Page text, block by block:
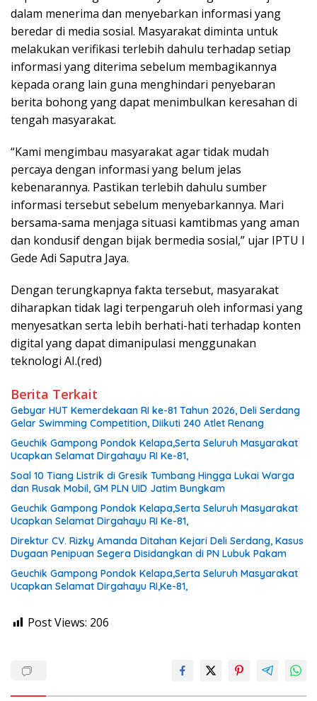
dalam menerima dan menyebarkan informasi yang
beredar di media sosial. Masyarakat diminta untuk
melakukan verifikasi terlebih dahulu terhadap setiap
informasi yang diterima sebelum membagikannya
kepada orang lain guna menghindari penyebaran
berita bohong yang dapat menimbulkan keresahan di
tengah masyarakat.
“Kami mengimbau masyarakat agar tidak mudah
percaya dengan informasi yang belum jelas
kebenarannya. Pastikan terlebih dahulu sumber
informasi tersebut sebelum menyebarkannya. Mari
bersama-sama menjaga situasi kamtibmas yang aman
dan kondusif dengan bijak bermedia sosial,” ujar IPTU I
Gede Adi Saputra Jaya.
Dengan terungkapnya fakta tersebut, masyarakat
diharapkan tidak lagi terpengaruh oleh informasi yang
menyesatkan serta lebih berhati-hati terhadap konten
digital yang dapat dimanipulasi menggunakan
teknologi AI.(red)
Berita Terkait
Gebyar HUT Kemerdekaan RI ke-81 Tahun 2026, Deli Serdang
Gelar Swimming Competition, Diikuti 240 Atlet Renang
Geuchik Gampong Pondok Kelapa,Serta Seluruh Masyarakat
Ucapkan Selamat Dirgahayu RI Ke-81,
Soal 10 Tiang Listrik di Gresik Tumbang Hingga Lukai Warga
dan Rusak Mobil, GM PLN UID Jatim Bungkam
Geuchik Gampong Pondok Kelapa,Serta Seluruh Masyarakat
Ucapkan Selamat Dirgahayu RI Ke-81,
Direktur CV. Rizky Amanda Ditahan Kejari Deli Serdang, Kasus
Dugaan Penipuan Segera Disidangkan di PN Lubuk Pakam
Geuchik Gampong Pondok Kelapa,Serta Seluruh Masyarakat
Ucapkan Selamat Dirgahayu RI,Ke-81,
Post Views: 206